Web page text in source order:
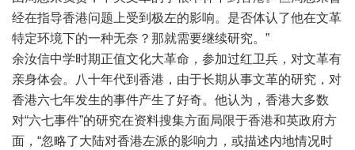
经在指导香港问题上受到极左的影响。是否体认了他在文革
特定环境下的一种无奈？那就需要继续研究。”
余汝信中学时期正值文化大革命，参加过红卫兵，对文革有
亲身体会。八十年代到香港，由于长期从事文革的研究，对
香港六七年发生的事件产生了好奇。他认为，香港大多数
对“六七事件”的研究在资料搜集方面局限于香港和英政府方
面，“忽略了大陆对香港左派的影响力，或描述内地情况时